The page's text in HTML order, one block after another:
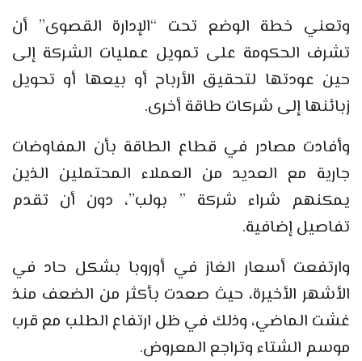
وتعني خطة الوضع تحت “الإدارة القصوى” أن
تشرف الحكومة على تمويل عمليات الشركة إلى
حين عودتها لتحقيق الأرباح أو بيعها أو تحويل
زبائنها إلى شركات طاقة أخرى.
وأفادت مصادر في قطاع الطاقة بأن المفاوضات
جارية مع العديد من العملاء المحتملين الذين
يمكنهم شراء شركة ” بولب”، دون أن تقدم
تفاصيل إضافية.
وارتفعت أسعار الغاز في أوروبا بشكل حاد في
الأشهر الأخيرة، حيث صعدت بأكثر من الضعف منذ
غشت الماضي، وذلك في ظل ارتفاع الطلب مع قرب
موسم الشتاء وتراجع المعروض.